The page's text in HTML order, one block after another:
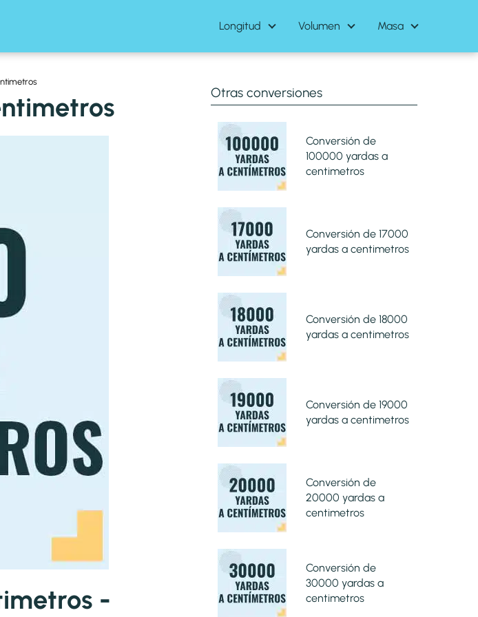
Longitud Volumen Masa
-
Otras conversiones
Conversión de
100000 yardas a
centimetros
Conversión de 17000
yardas a centimetros
Conversión de 18000
yardas a centimetros
Conversión de 19000
yardas a centimetros
Conversión de
20000 yardas a
centimetros
Conversión de
30000 yardas a
centimetros